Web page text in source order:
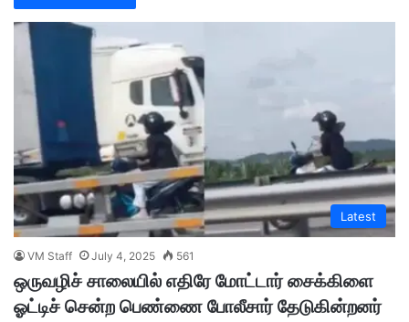
Latest
VM Staff July 4, 2025 561
ஒருவழிச் சாலையில் எதிரே மோட்டார் சைக்கிளை
ஓட்டிச் சென்ற பெண்ணை போலீசார் தேடுகின்றனர்